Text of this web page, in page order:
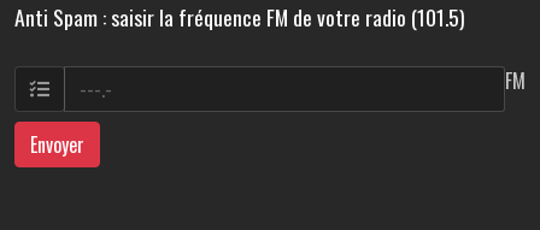
Anti Spam : saisir la fréquence FM de votre radio (101.5)
FM
Envoyer